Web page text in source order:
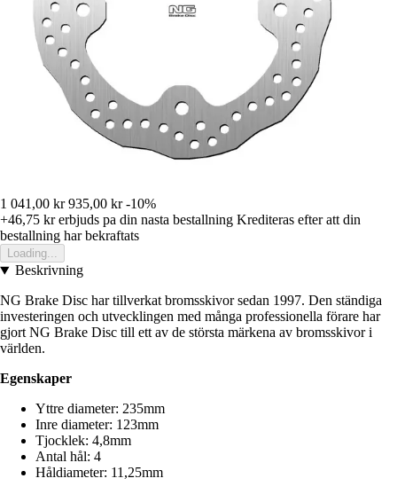
1 041,00 kr 935,00 kr -10%
+46,75 krerbjuds pa din nasta bestallning Krediteras efter att din
bestallning har bekraftats
Loading...
Beskrivning
NG Brake Disc har tillverkat bromsskivor sedan 1997. Den ständiga
investeringen och utvecklingen med många professionella förare har
gjort NG Brake Disc till ett av de största märkena av bromsskivor i
världen.
Egenskaper
Yttre diameter: 235mm
Inre diameter: 123mm
Tjocklek: 4,8mm
Antal hål: 4
Håldiameter: 11,25mm